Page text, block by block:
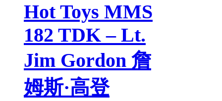
Hot Toys MMS
182 TDK – Lt.
Jim Gordon 詹
姆斯·高登